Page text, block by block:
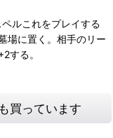
ルこれをプレイする
場に置く。相手のリー
する。
買っています